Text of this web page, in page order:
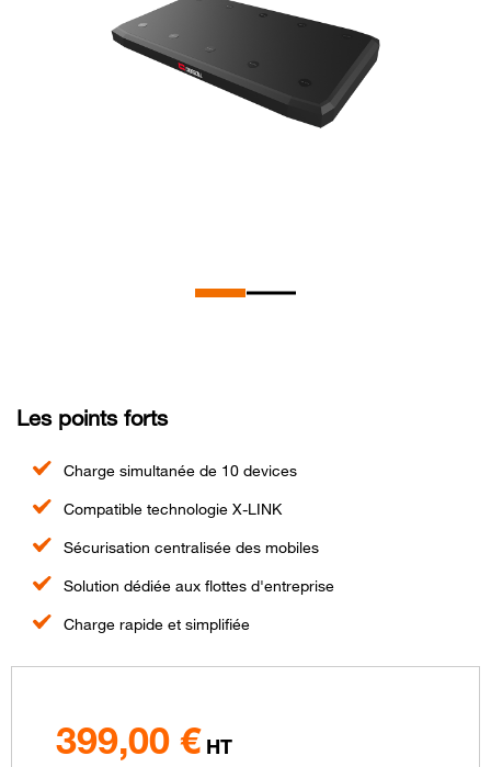
Les points forts
Charge simultanée de 10 devices
Compatible technologie X-LINK
Sécurisation centralisée des mobiles
Solution dédiée aux flottes d'entreprise
Charge rapide et simplifiée
399,00 € HT